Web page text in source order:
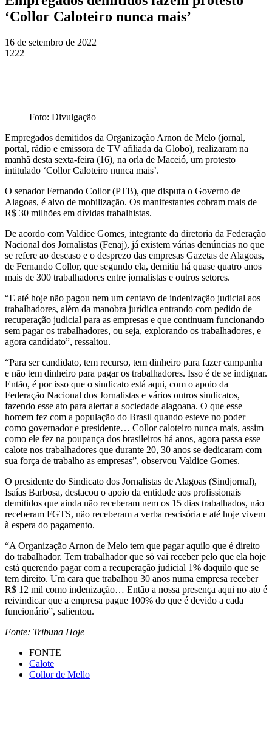
‘Collor Caloteiro nunca mais’
16 de setembro de 2022
1222
Foto: Divulgação
Empregados demitidos da Organização Arnon de Melo (jornal,
portal, rádio e emissora de TV afiliada da Globo), realizaram na
manhã desta sexta-feira (16), na orla de Maceió, um protesto
intitulado ‘Collor Caloteiro nunca mais’.
O senador Fernando Collor (PTB), que disputa o Governo de
Alagoas, é alvo de mobilização. Os manifestantes cobram mais de
R$ 30 milhões em dívidas trabalhistas.
De acordo com Valdice Gomes, integrante da diretoria da Federação
Nacional dos Jornalistas (Fenaj), já existem várias denúncias no que
se refere ao descaso e o desprezo das empresas Gazetas de Alagoas,
de Fernando Collor, que segundo ela, demitiu há quase quatro anos
mais de 300 trabalhadores entre jornalistas e outros setores.
“E até hoje não pagou nem um centavo de indenização judicial aos
trabalhadores, além da manobra jurídica entrando com pedido de
recuperação judicial para as empresas e que continuam funcionando
sem pagar os trabalhadores, ou seja, explorando os trabalhadores, e
agora candidato”, ressaltou.
“Para ser candidato, tem recurso, tem dinheiro para fazer campanha
e não tem dinheiro para pagar os trabalhadores. Isso é de se indignar.
Então, é por isso que o sindicato está aqui, com o apoio da
Federação Nacional dos Jornalistas e vários outros sindicatos,
fazendo esse ato para alertar a sociedade alagoana. O que esse
homem fez com a população do Brasil quando esteve no poder
como governador e presidente… Collor caloteiro nunca mais, assim
como ele fez na poupança dos brasileiros há anos, agora passa esse
calote nos trabalhadores que durante 20, 30 anos se dedicaram com
sua força de trabalho as empresas”, observou Valdice Gomes.
O presidente do Sindicato dos Jornalistas de Alagoas (Sindjornal),
Isaías Barbosa, destacou o apoio da entidade aos profissionais
demitidos que ainda não receberam nem os 15 dias trabalhados, não
receberam FGTS, não receberam a verba rescisória e até hoje vivem
à espera do pagamento.
“A Organização Arnon de Melo tem que pagar aquilo que é direito
do trabalhador. Tem trabalhador que só vai receber pelo que ela hoje
está querendo pagar com a recuperação judicial 1% daquilo que se
tem direito. Um cara que trabalhou 30 anos numa empresa receber
R$ 12 mil como indenização… Então a nossa presença aqui no ato é
reivindicar que a empresa pague 100% do que é devido a cada
funcionário”, salientou.
Fonte: Tribuna Hoje
FONTE
Calote
Collor de Mello